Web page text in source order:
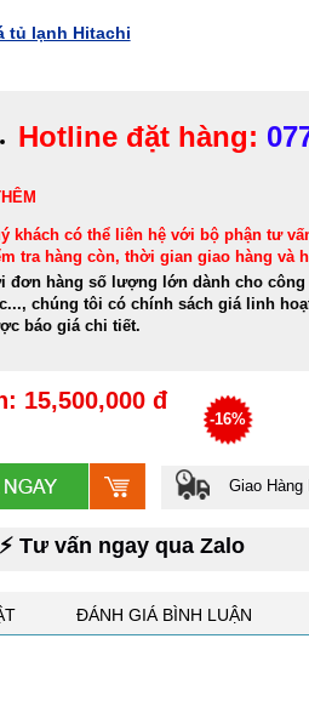
tủ lạnh Hitachi
Hotline đặt hàng:
khách có thể liên hệ với bộ phận tư
tra hàng còn, thời gian giao hàng và
đơn hàng số lượng lớn dành cho
chúng tôi có chính sách giá linh
báo giá chi tiết.
15,500,000 đ
-16%
Giao Hàng
⚡ Tư vấn ngay qua Zalo
ĐÁNH GIÁ BÌNH LUẬN